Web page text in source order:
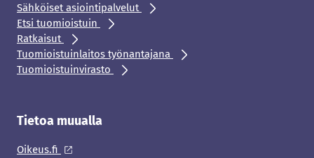
Sähköiset asiointipalvelut
Etsi tuomioistuin
Ratkaisut
Tuomioistuinlaitos työnantajana
Tuomioistuinvirasto
Tietoa muualla
Oikeus.fi